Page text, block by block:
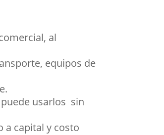
al
equipos de
usarlos sin
a capital y costo